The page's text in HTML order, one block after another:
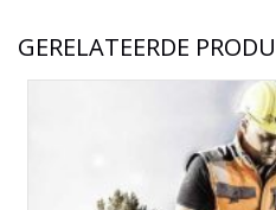
GERELATEERDE